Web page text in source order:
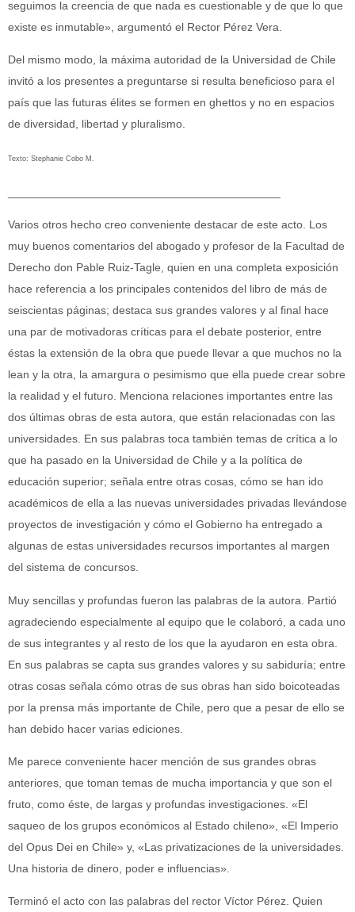
seguimos la creencia de que nada es cuestionable y de que lo que
existe es inmutable», argumentó el Rector Pérez Vera.
Del mismo modo, la máxima autoridad de la Universidad de Chile
invitó a los presentes a preguntarse si resulta beneficioso para el
país que las futuras élites se formen en ghettos y no en espacios
de diversidad, libertad y pluralismo.
Texto: Stephanie Cobo M.
Varios otros hecho creo conveniente destacar de este acto. Los
muy buenos comentarios del abogado y profesor de la Facultad de
Derecho don Pable Ruiz-Tagle, quien en una completa exposición
hace referencia a los principales contenidos del libro de más de
seiscientas páginas; destaca sus grandes valores y al final hace
una par de motivadoras críticas para el debate posterior, entre
éstas la extensión de la obra que puede llevar a que muchos no la
lean y la otra, la amargura o pesimismo que ella puede crear sobre
la realidad y el futuro. Menciona relaciones importantes entre las
dos últimas obras de esta autora, que están relacionadas con las
universidades. En sus palabras toca también temas de crítica a lo
que ha pasado en la Universidad de Chile y a la política de
educación superior; señala entre otras cosas, cómo se han ido
académicos de ella a las nuevas universidades privadas llevándose
proyectos de investigación y cómo el Gobierno ha entregado a
algunas de estas universidades recursos importantes al margen
del sistema de concursos.
Muy sencillas y profundas fueron las palabras de la autora. Partió
agradeciendo especialmente al equipo que le colaboró, a cada uno
de sus integrantes y al resto de los que la ayudaron en esta obra.
En sus palabras se capta sus grandes valores y su sabiduría; entre
otras cosas señala cómo otras de sus obras han sido boicoteadas
por la prensa más importante de Chile, pero que a pesar de ello se
han debido hacer varias ediciones.
Me parece conveniente hacer mención de sus grandes obras
anteriores, que toman temas de mucha importancia y que son el
fruto, como éste, de largas y profundas investigaciones. «El
saqueo de los grupos económicos al Estado chileno», «El Imperio
del Opus Dei en Chile» y, «Las privatizaciones de la universidades.
Una historia de dinero, poder e influencias».
Terminó el acto con las palabras del rector Víctor Pérez. Quien